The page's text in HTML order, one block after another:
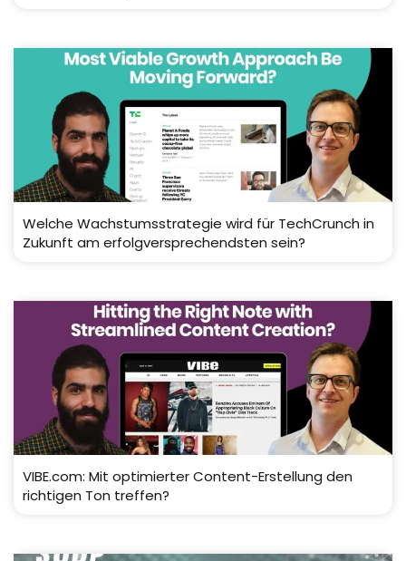
Welche Wachstumsstrategie wird für TechCrunch in
Zukunft am erfolgversprechendsten sein?
VIBE.com: Mit optimierter Content-Erstellung den
richtigen Ton treffen?